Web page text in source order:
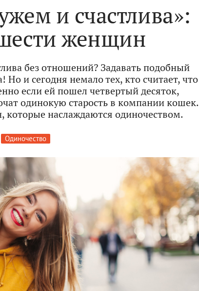
и счастлива»:
женщин
без отношений? Задавать подобный
и сегодня немало тех, кто считает, что
если ей пошел четвертый десяток,
одинокую старость в компании кошек.
наслаждаются одиночеством.
Одиночество